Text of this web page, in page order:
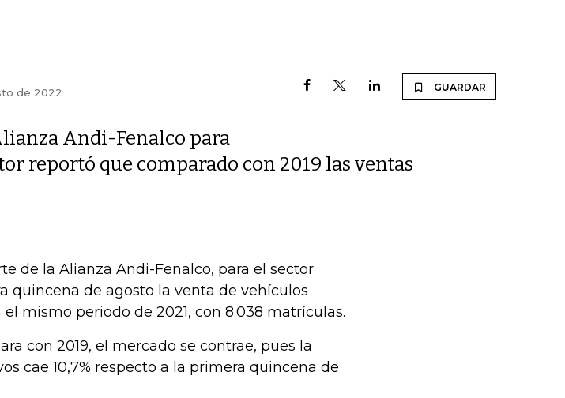
de 2022 GUARDAR
Andi-Fenalco para
reportó que comparado con 2019 las ventas
de la Alianza Andi-Fenalco, para el sector
quincena de agosto la venta de vehículos
el mismo periodo de 2021, con 8.038 matrículas.
con 2019, el mercado se contrae, pues la
cae 10,7% respecto a la primera quincena de